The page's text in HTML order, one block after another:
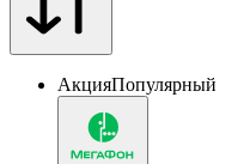
АкцияПопулярный